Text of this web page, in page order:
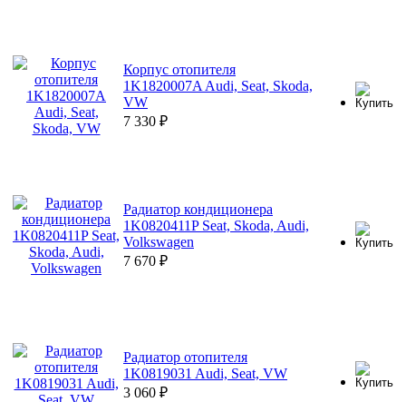
Корпус отопителя
1K1820007A Audi, Seat, Skoda,
VW
7 330 ₽
Радиатор кондиционера
1K0820411P Seat, Skoda, Audi,
Volkswagen
7 670 ₽
Радиатор отопителя
1K0819031 Audi, Seat, VW
3 060 ₽